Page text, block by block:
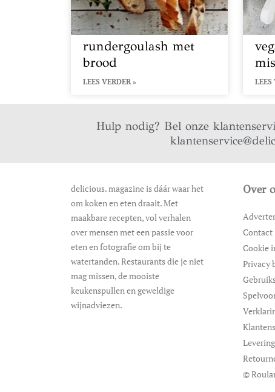
rundergoulash met
brood
LEES VERDER » LEES
Hulp nodig? Bel onze
delicious. magazine is dáár waar het
om koken en eten draait. Met
maakbare recepten, vol verhalen
over mensen met een passie voor
eten en fotografie om bij te
watertanden. Restaurants die je niet
mag missen, de mooiste
keukenspullen en geweldige
wijnadviezen.
Over
Contact
Cookie
Privacy
©